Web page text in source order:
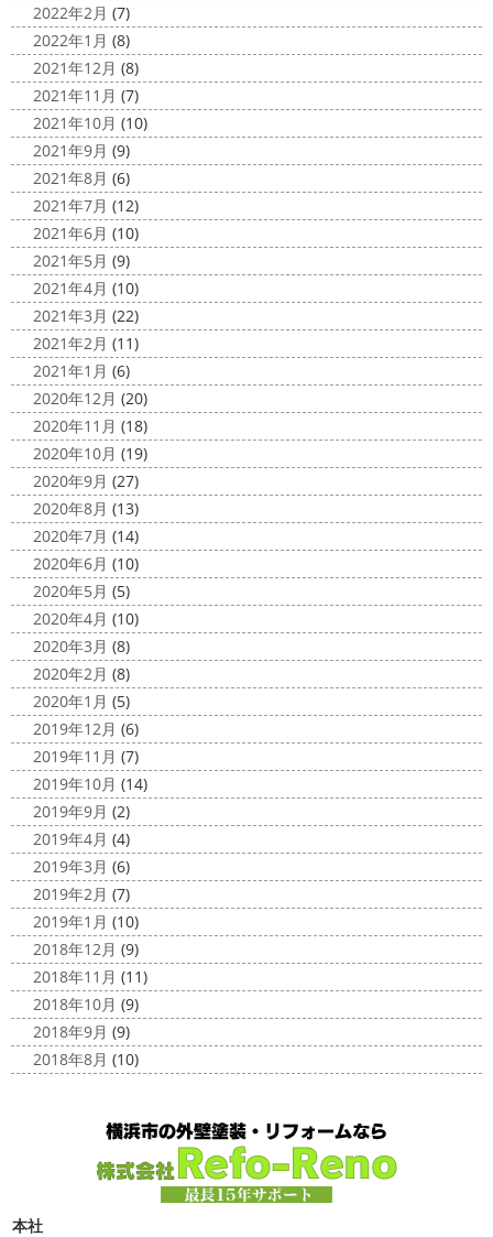
2022年2月 (7)
2022年1月 (8)
2021年12月 (8)
2021年11月 (7)
2021年10月 (10)
2021年9月 (9)
2021年8月 (6)
2021年7月 (12)
2021年6月 (10)
2021年5月 (9)
2021年4月 (10)
2021年3月 (22)
2021年2月 (11)
2021年1月 (6)
2020年12月 (20)
2020年11月 (18)
2020年10月 (19)
2020年9月 (27)
2020年8月 (13)
2020年7月 (14)
2020年6月 (10)
2020年5月 (5)
2020年4月 (10)
2020年3月 (8)
2020年2月 (8)
2020年1月 (5)
2019年12月 (6)
2019年11月 (7)
2019年10月 (14)
2019年9月 (2)
2019年4月 (4)
2019年3月 (6)
2019年2月 (7)
2019年1月 (10)
2018年12月 (9)
2018年11月 (11)
2018年10月 (9)
2018年9月 (9)
2018年8月 (10)
本社